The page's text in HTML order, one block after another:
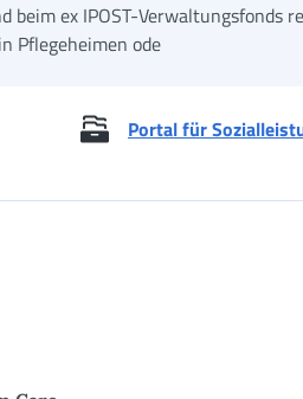
beim ex IPOST-Verwaltungsfonds
Pflegeheimen ode
Portal für